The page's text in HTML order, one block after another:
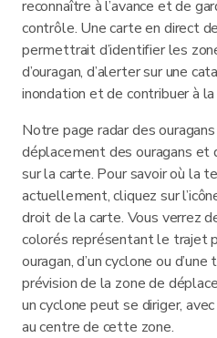
reconnaître à l’avance et de
contrôle. Une carte en direct
permettrait d’identifier les
d’ouragan, d’alerter sur une
inondation et de contribuer à
Notre page radar des
déplacement des ouragans
sur la carte. Pour savoir où la
actuellement, cliquez sur
droit de la carte. Vous verrez
colorés représentant le trajet
ouragan, d’un cyclone ou
prévision de la zone de
un cyclone peut se diriger,
au centre de cette zone.